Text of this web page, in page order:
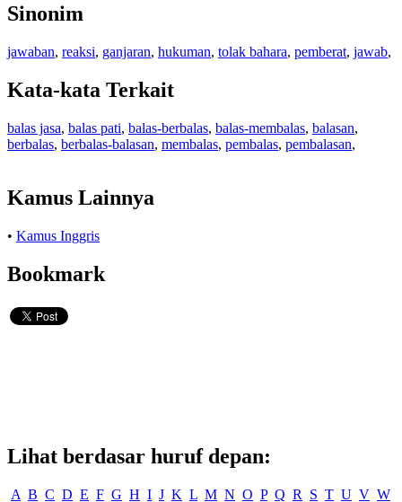
Sinonim
jawaban, reaksi, ganjaran, hukuman, tolak bahara, pemberat, jawab,
Kata-kata Terkait
balas jasa, balas pati, balas-berbalas, balas-membalas, balasan,
berbalas, berbalas-balasan, membalas, pembalas, pembalasan,
Kamus Lainnya
• Kamus Inggris
Bookmark
Lihat berdasar huruf depan:
A B C D E F G H I J K L M N O P Q R S T U V W